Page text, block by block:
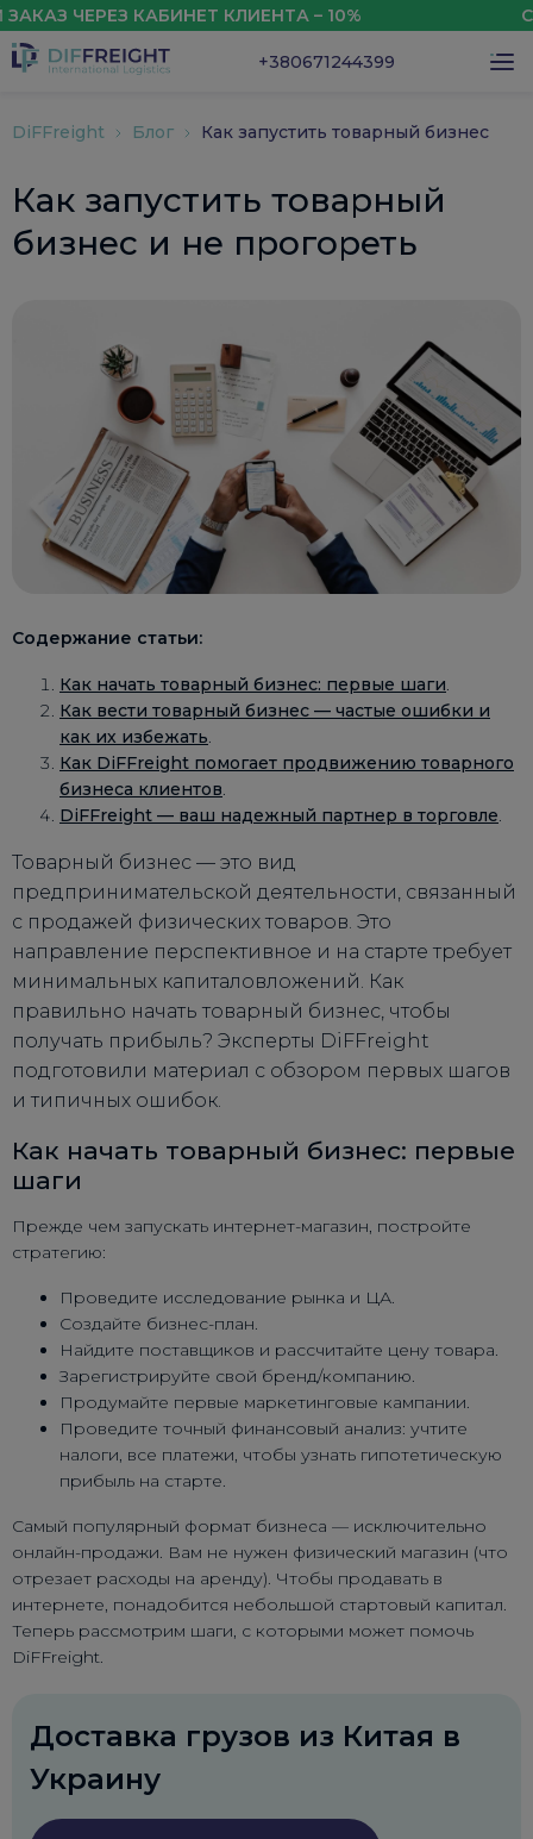
КАБИНЕТ КЛИЕНТА – 10%
+380671244399
DiFFreight Блог Как запустить товарный бизнес
Как запустить товарный
бизнес и не прогореть
Содержание статьи:
Как начать товарный бизнес: первые шаги
Как вести товарный бизнес — частые ошибки и
как их избежать
Как DiFFreight помогает продвижению товарного
бизнеса клиентов
DiFFreight — ваш надежный партнер в торговле
Товарный бизнес — это вид
предпринимательской деятельности, связанный
с продажей физических товаров. Это
направление перспективное и на старте требует
минимальных капиталовложений. Как
правильно начать товарный бизнес, чтобы
получать прибыль? Эксперты DiFFreight
подготовили материал с обзором первых шагов
и типичных ошибок.
Как начать товарный бизнес: первые
шаги
Прежде чем запускать интернет-магазин, постройте
стратегию:
Проведите исследование рынка и ЦА.
Создайте бизнес-план.
Найдите поставщиков и рассчитайте цену товара.
Зарегистрируйте свой бренд/компанию.
Продумайте первые маркетинговые кампании.
Проведите точный финансовый анализ: учтите
налоги, все платежи, чтобы узнать гипотетическую
прибыль на старте.
Самый популярный формат бизнеса — исключительно
онлайн-продажи. Вам не нужен физический магазин (что
отрезает расходы на аренду). Чтобы продавать в
интернете, понадобится небольшой стартовый капитал.
Теперь рассмотрим шаги, с которыми может помочь
DiFFreight.
Доставка грузов из Китая в
Украину